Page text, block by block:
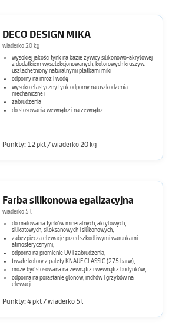
DECO DESIGN MIKA
wiaderko 20 kg
wysokiej jakości tynk na bazie żywicy silikonowo-akrylowej
z dodatkiem wyselekcjonowanych, kolorowych kruszyw. –
uszlachetniony naturalnymi płatkami miki
odporny na mróz i wodę
wysoko elastyczny tynk odporny na uszkodzenia
mechaniczne i
zabrudzenia
do stosowania wewnątrz i na zewnątrz
Punkty: 12 pkt / wiaderko 20 kg
Farba silikonowa egalizacyjna
wiaderko 5 l
do malowania tynków mineralnych, akrylowych,
silikatowych, siloksanowych i silikonowych,
zabezpiecza elewacje przed szkodliwymi warunkami
atmosferycznymi,
odporna na promienie UV i zabrudzenia,
trwałe kolory z palety KNAUF CLASSIC (275 barw),
może być stosowana na zewnątrz i wewnątrz budynków,
odporna na porastanie glonów, mchów i grzybów na
elewacji.
Punkty: 4 pkt / wiaderko 5 l